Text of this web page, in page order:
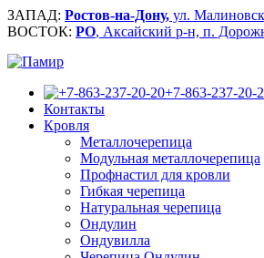
ЗАПАД: Ростов-на-Дону, ул.
ВОСТОК: РО, Аксайский р-н, п.
+7-863-237-20-
Контакты
Кровля
Металлочерепица
Модульная металлочерепица
Профнастил для кровли
Гибкая черепица
Натуральная черепица
Ондулин
Ондувилла